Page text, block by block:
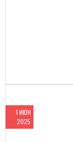
1 ИЮН
2025